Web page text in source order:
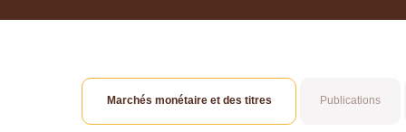
Marchés monétaire et des titres Publications